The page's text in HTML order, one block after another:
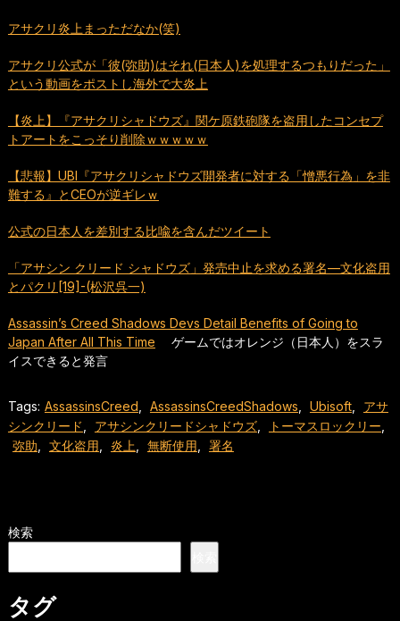
アサクリ炎上まっただなか(笑)
アサクリ公式が「彼(弥助)はそれ(日本人)を処理するつもりだった」
という動画をポストし海外で大炎上
【炎上】『アサクリシャドウズ』関ケ原鉄砲隊を盗用したコンセプ
トアートをこっそり削除ｗｗｗｗｗ
【悲報】UBI『アサクリシャドウズ開発者に対する「憎悪行為」を非
難する』とCEOが逆ギレｗ
公式の日本人を差別する比喩を含んだツイート
「アサシン クリード シャドウズ」発売中止を求める署名—文化盗用
とパクリ[19]-(松沢呉一)
Assassin’s Creed Shadows Devs Detail Benefits of Going to
Japan After All This Time ゲームではオレンジ（日本人）をスラ
イスできると発言
Tags: AssassinsCreed AssassinsCreedShadows Ubisoft,
アサ
シンクリード
アサシンクリードシャドウズ, トーマスロックリー
弥助
文化盗用 炎上 無断使用 署名
検索
タグ